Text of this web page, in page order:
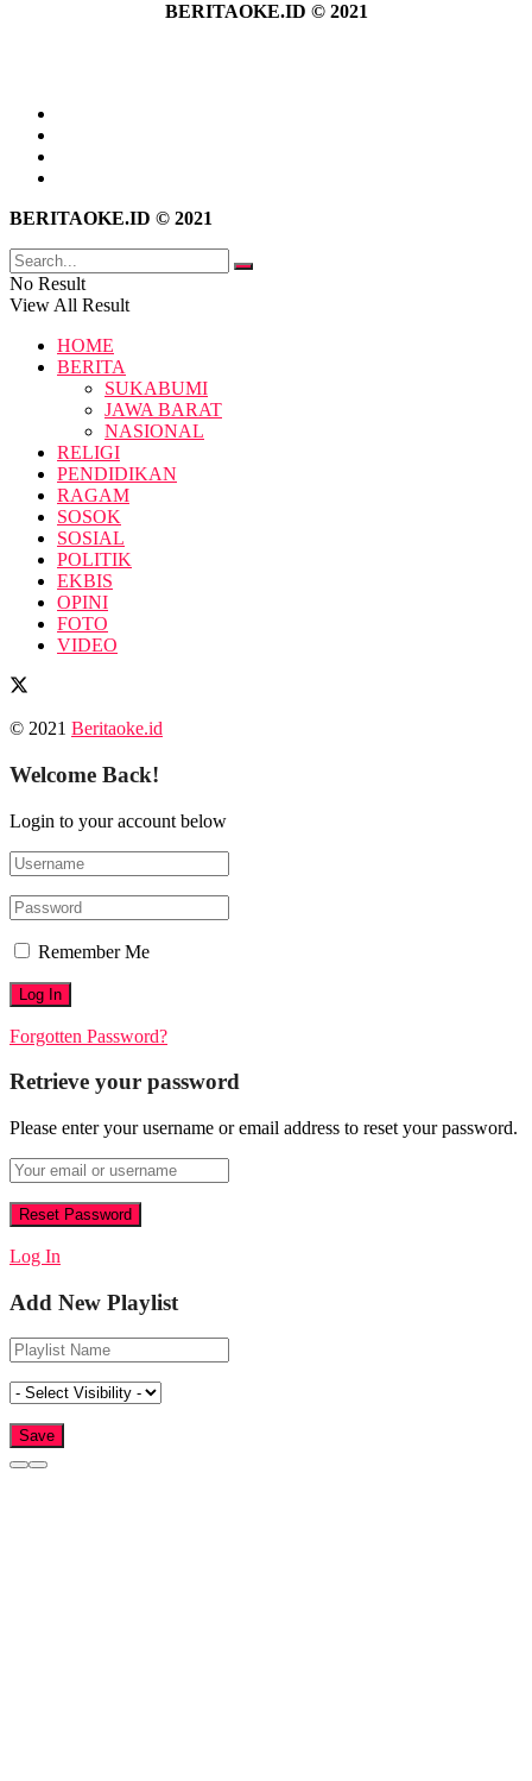
BERITAOKE.ID © 2021
BERITAOKE.ID © 2021
No Result
View All Result
HOME
BERITA
SUKABUMI
JAWA BARAT
NASIONAL
RELIGI
PENDIDIKAN
RAGAM
SOSOK
SOSIAL
POLITIK
EKBIS
OPINI
FOTO
VIDEO
© 2021 Beritaoke.id
Welcome Back!
Login to your account below
Remember Me
Forgotten Password?
Retrieve your password
Please enter your username or email address to reset your password.
Log In
Add New Playlist